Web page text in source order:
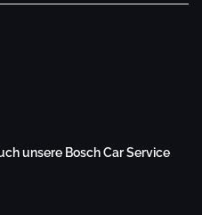
unsere Bosch Car Service